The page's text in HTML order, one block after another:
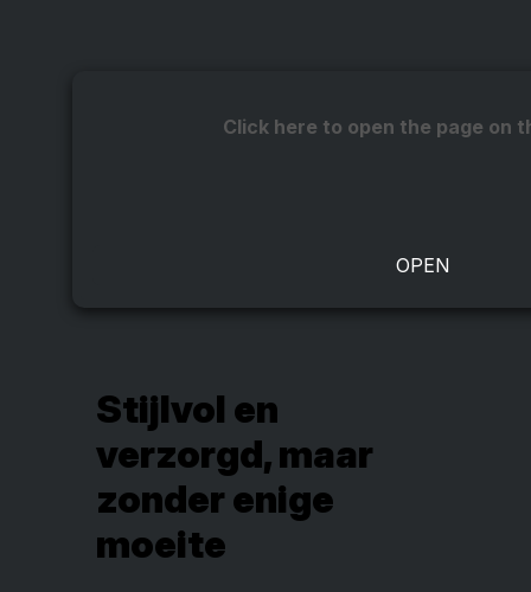
Click here to open the page on
Stijlvol en
verzorgd, maar
zonder enige
moeite